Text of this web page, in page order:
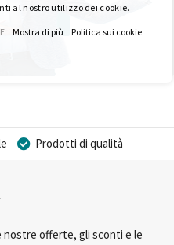
Prodotti di qualità
nostre offerte, gli sconti e le
al nostro utilizzo dei cookie.
Mostra di più Politica sui cookie